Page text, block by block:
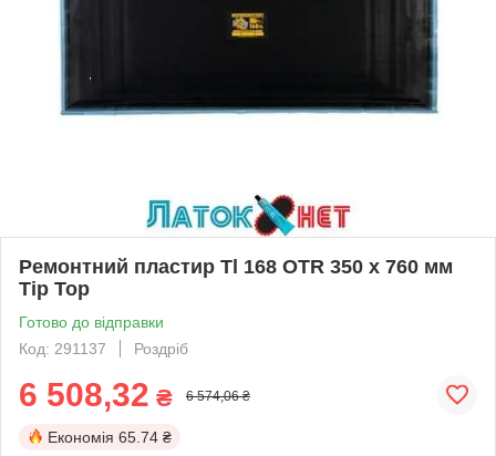
Ремонтний пластир Tl 168 ОТR 350 х 760 мм
Tip Top
Готово до відправки
Код: 291137
Роздріб
6 508,32 ₴ 6 574,06 ₴
Економія 65.74 ₴